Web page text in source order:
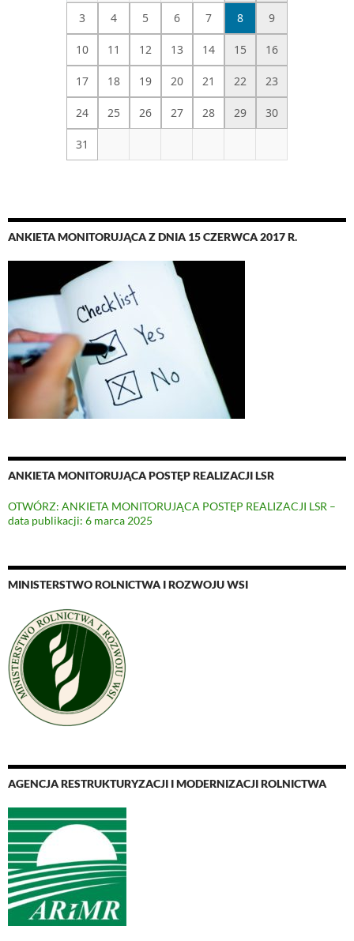
3 4 5 6 7 8 9
10 11 12 13 14 15 16
17 18 19 20 21 22 23
24 25 26 27 28 29 30
31
ANKIETA MONITORUJĄCA Z DNIA 15 CZERWCA 2017 R.
ANKIETA MONITORUJĄCA POSTĘP REALIZACJI LSR
OTWÓRZ: ANKIETA MONITORUJĄCA POSTĘP REALIZACJI LSR –
data publikacji: 6 marca 2025
MINISTERSTWO ROLNICTWA I ROZWOJU WSI
AGENCJA RESTRUKTURYZACJI I MODERNIZACJI ROLNICTWA